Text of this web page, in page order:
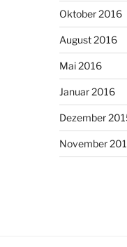
Oktober 2016
August 2016
Mai 2016
Januar 2016
Dezember
November